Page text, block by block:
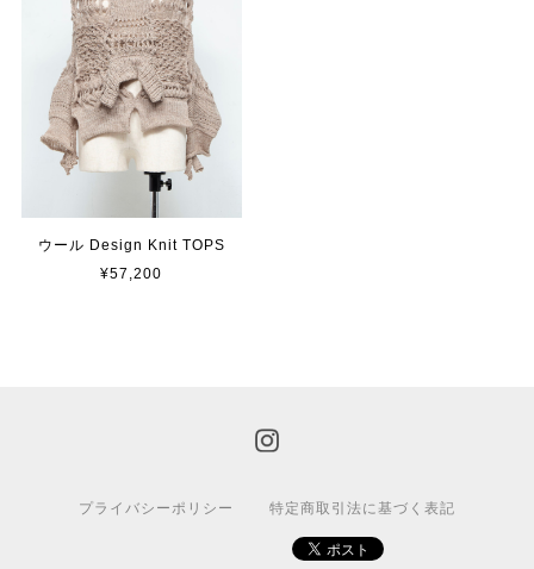
ウール Design Knit TOPS
¥57,200
プライバシーポリシー 特定商取引法に基づく表記